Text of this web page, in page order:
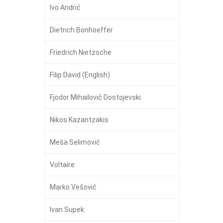
Ivo Andrić
Dietrich Bonhoeffer
Friedrich Nietzsche
Filip David (English)
Fjodor Mihailovič Dostojevski
Nikos Kazantzakis
Meša Selimović
Voltaire
Marko Vešović
Ivan Supek